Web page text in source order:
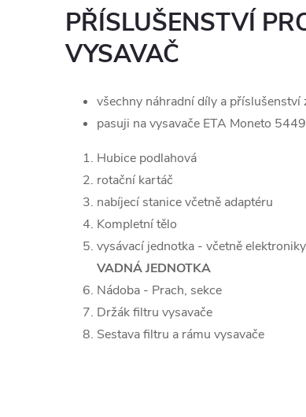
PŘÍSLUŠENSTVÍ
VYSAVAČ
všechny náhradní díly a příslušenství
pasuji na vysavače ETA Moneto
Hubice podlahová
rotační kartáč
nabíjecí stanice včetně adaptéru
Kompletní tělo
vysávací jednotka - včetně
VADNÁ JEDNOTKA
Nádoba - Prach, sekce
Držák filtru vysavače
Sestava filtru a rámu vysavače